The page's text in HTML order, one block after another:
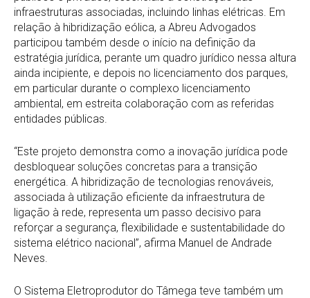
infraestruturas associadas, incluindo linhas elétricas. Em
relação à hibridização eólica, a Abreu Advogados
participou também desde o início na definição da
estratégia jurídica, perante um quadro jurídico nessa altura
ainda incipiente, e depois no licenciamento dos parques,
em particular durante o complexo licenciamento
ambiental, em estreita colaboração com as referidas
entidades públicas.
“Este projeto demonstra como a inovação jurídica pode
desbloquear soluções concretas para a transição
energética. A hibridização de tecnologias renováveis,
associada à utilização eficiente da infraestrutura de
ligação à rede, representa um passo decisivo para
reforçar a segurança, flexibilidade e sustentabilidade do
sistema elétrico nacional”, afirma Manuel de Andrade
Neves.
O Sistema Eletroprodutor do Tâmega teve também um